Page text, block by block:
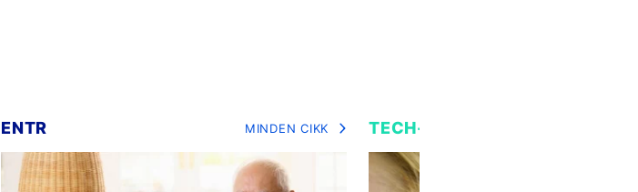
ENTR MINDEN CIKK TECH-TUDOMÁNY